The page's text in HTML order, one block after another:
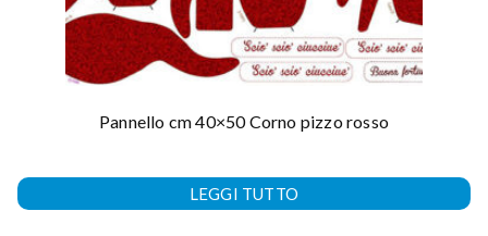
Pannello cm 40×50 Corno pizzo rosso
LEGGI TUTTO